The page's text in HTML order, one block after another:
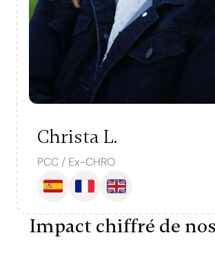
Christa L.
PCC / Ex-CHRO
Impact chiffré de